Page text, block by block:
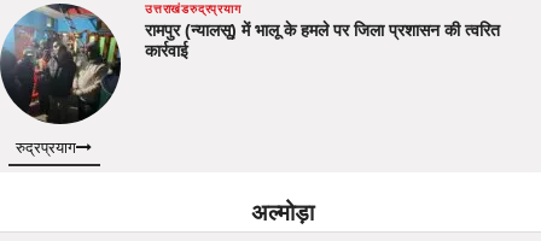
उत्तराखंडरुद्रप्रयाग
रामपुर (न्यालसू) में भालू के हमले पर जिला प्रशासन की त्वरित
कार्रवाई
रुद्रप्रयाग
अल्मोड़ा